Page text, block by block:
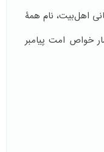
اهل‌بیت، نام همۀ
خواص امت پیامبر